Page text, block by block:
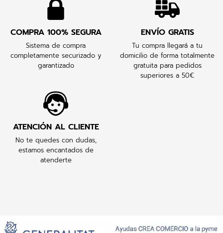
COMPRA 100% SEGURA
Sistema de compra
completamente securizado y
garantizado
ENVÍO GRATIS
Tu compra llegará a tu
domicilio de forma totalmente
gratuita para pedidos
superiores a 50€
ATENCIÓN AL CLIENTE
No te quedes con dudas,
estamos encantados de
atenderte